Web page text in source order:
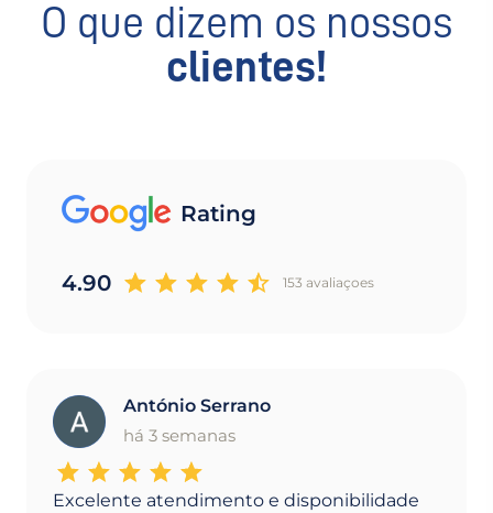
O que dizem os nossos
clientes!
Rating
4.90 153 avaliaçoes
A
António Serrano
há 3 semanas
Excelente atendimento e disponibilidade